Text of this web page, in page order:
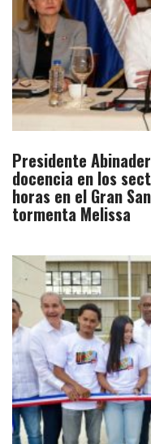
Presidente
docencia en los
horas en el Gran
tormenta Melissa